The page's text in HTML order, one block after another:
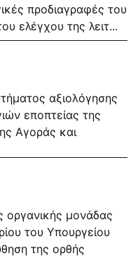
προδιαγραφές του
ελέγχου της λειτ...
αξιολόγησης
εποπτείας της
Αγοράς και
οργανικής μονάδας
του Υπουργείου
της ορθής